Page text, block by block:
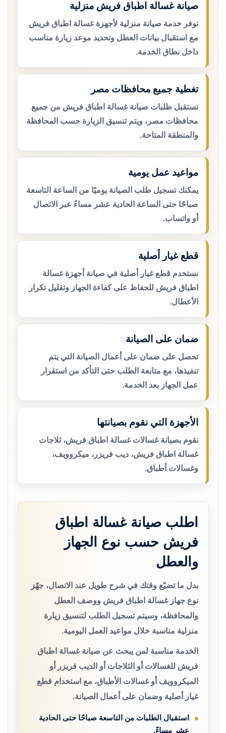
صيانة غسالة اطباق فريش منزلية
نوفر خدمة صيانة منزلية لأجهزة غسالة اطباق فريش
مع استقبال بيانات العطل وتحديد موعد زيارة مناسب
داخل نطاق الخدمة.
تغطية جميع محافظات مصر
نستقبل طلبات صيانة غسالة اطباق فريش من جميع
محافظات مصر، ويتم تنسيق الزيارة حسب المحافظة
والمنطقة المتاحة.
مواعيد عمل يومية
يمكنك تسجيل طلب الصيانة يوميًا من الساعة التاسعة
صباحًا حتى الساعة الحادية عشر مساءً عبر الاتصال
أو واتساب.
قطع غيار أصلية
نستخدم قطع غيار أصلية في صيانة أجهزة غسالة
اطباق فريش للحفاظ على كفاءة الجهاز وتقليل تكرار
الأعطال.
ضمان على الصيانة
تحصل على ضمان على أعمال الصيانة التي يتم
تنفيذها، مع متابعة الطلب حتى التأكد من استقرار
عمل الجهاز بعد الخدمة.
الأجهزة التي نقوم بصيانتها
نقوم بصيانة غسالات غسالة اطباق فريش، ثلاجات
غسالة اطباق فريش، ديب فريزر، ميكروويف،
وغسالات أطباق.
اطلب صيانة غسالة اطباق
فريش حسب نوع الجهاز
والعطل
بدل ما تضيّع وقتك في شرح طويل عند الاتصال، جهّز
نوع جهاز غسالة اطباق فريش ووصف العطل
والمحافظة، وسيتم تسجيل الطلب لتنسيق زيارة
منزلية مناسبة خلال مواعيد العمل اليومية.
الخدمة مناسبة لمن يبحث عن صيانة غسالة اطباق
فريش للغسالات أو الثلاجات أو الديب فريزر أو
الميكروويف أو غسالات الأطباق، مع استخدام قطع
غيار أصلية وضمان على أعمال الصيانة.
استقبال الطلبات من التاسعة صباحًا حتى الحادية
عشر مساءً.